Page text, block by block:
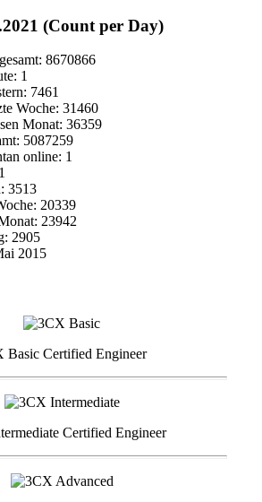
(Count per Day)
8670866
1
7461
Woche: 31460
Monat: 36359
5087259
online: 1
3513
20339
23942
2905
2015
Basic Certified Engineer
Certified Engineer